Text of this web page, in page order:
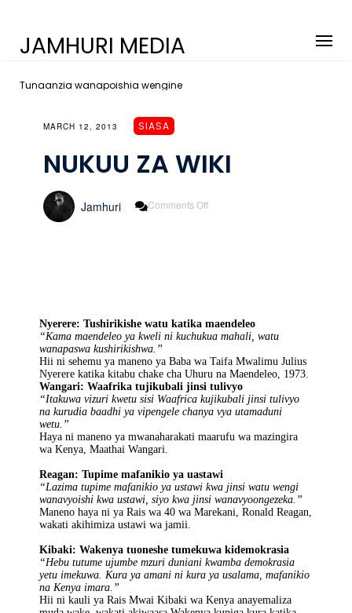
JAMHURI MEDIA
Tunaanzia wanapoishia wengine
MARCH 12, 2013 SIASA
NUKUU ZA WIKI
Jamhuri Comments Off
Nyerere: Tushirikishe watu katika maendeleo
“Kama maendeleo ya kweli ni kuchukua mahali, watu
wanapaswa kushirikishwa.”
Hii ni sehemu ya maneno ya Baba wa Taifa Mwalimu Julius
Nyerere katika kitabu chake cha Uhuru na Maendeleo, 1973.
Wangari: Waafrika tujikubali jinsi tulivyo
“Itakuwa vizuri kwetu sisi Waafrica kujikubali jinsi tulivyo
na kurudia baadhi ya vipengele chanya vya utamaduni
wetu.”
Haya ni maneno ya mwanaharakati maarufu wa mazingira
wa Kenya, Maathai Wangari.
Reagan: Tupime mafanikio ya uastawi
“Lazima tupime mafanikio ya ustawi kwa jinsi watu wengi
wanavyoishi kwa ustawi, siyo kwa jinsi wanavyoongezeka.”
Maneno haya ni ya Rais wa 40 wa Marekani, Ronald Reagan,
wakati akihimiza ustawi wa jamii.
Kibaki: Wakenya tuoneshe tumekuwa kidemokrasia
“Hebu tutume ujumbe mzuri duniani kwamba demokrasia
yetu imekuwa. Kura ya amani ni kura ya usalama, mafanikio
na Kenya imara.”
Hii ni kauli ya Rais Mwai Kibaki wa Kenya anayemaliza